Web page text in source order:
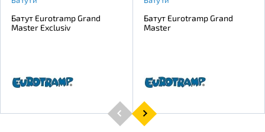
Батут Eurotramp Grand
Master Exclusiv
Батут Eurotramp Grand
Master